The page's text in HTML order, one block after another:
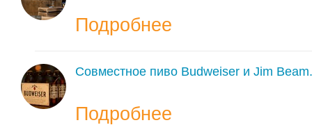
Подробнее
Совместное пиво Budweiser и Jim Beam.
Подробнее